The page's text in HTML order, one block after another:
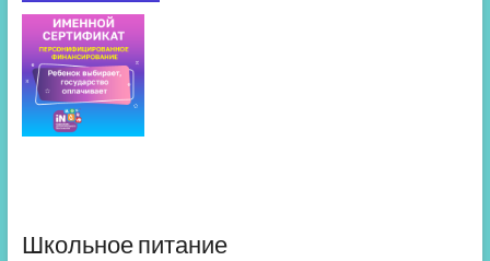
Школьное питание